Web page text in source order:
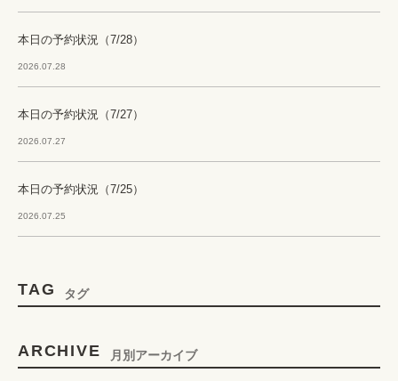
本日の予約状況（7/28）
2026.07.28
本日の予約状況（7/27）
2026.07.27
本日の予約状況（7/25）
2026.07.25
TAG タグ
ARCHIVE 月別アーカイブ